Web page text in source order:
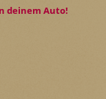
deinem Auto!